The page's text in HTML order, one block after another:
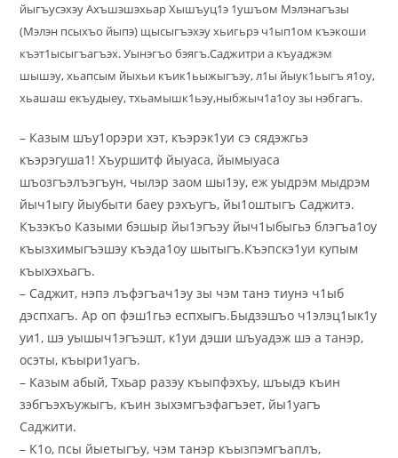
йыгъусэхэу Ахъшэшэхьар Хышъуц1э 1ушъом Мэлэнагъзы
(Мэлэн псыхъо йыпэ) щысыгъэхэу хьигьрэ ч1ып1ом къэкоши
къэт1ысыгъагъэх. Уынэгъо бэягъ.Саджитри а къуаджэм
шышэу, хьапсым йыхьи къик1ьыжыгъэу, л1ы йыук1ьыгъ я1оу,
хьашаш екъудыеу, тхьамышк1ьэу,ныбжыч1а1оу зы нэбгагъ.
– Казым шъу1орэри хэт, къэрэк1уи сэ сядэжгьэ
къэрэгуша1! Хъуршитф йыуаса, йымыуаса
шъозгъэлъэгъун, чылэр заом шы1эу, еж уыдрэм мыдрэм
йыч1ыгу йыубыти баеу рэхъугъ, йы1оштыгъ Саджитэ.
Къзэкъо Казыми бэшыр йы1эгъэу йыч1ыбыгьэ блэгъа1оу
къызхимыгъэшэу къэда1оу шытыгъ.Къэпскэ1уи купым
къыхэхьагъ.
– Саджит, нэпэ лъфэгъач1эу зы чэм танэ тиунэ ч1ыб
дэспхагъ. Ар оп фэш1гьэ еспхыгъ.Быдзэшъо ч1элэц1ык1у
уи1, шэ уышыч1эгъэшт, к1уи дэши шъуадэж шэ а танэр,
осэты, къыри1уагъ.
– Казым абый, Тхьар разэу къыпфэхъу, шъыдэ къин
зэбгъэхъужыгъ, къин зыхэмгъэфагъэет, йы1уагъ
Саджити.
– К1о, псы йыeтыгъу, чэм танэр къызпэмгъаплъ,